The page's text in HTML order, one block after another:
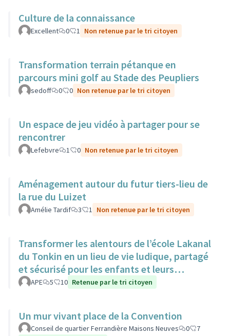
Culture de la connaissance
Excellent 0 1 Non retenue par le tri citoyen
Transformation terrain pétanque en
parcours mini golf au Stade des Peupliers
sedoff 0 0 Non retenue par le tri citoyen
Un espace de jeu vidéo à partager pour se
rencontrer
Lefebvre 1 0 Non retenue par le tri citoyen
Aménagement autour du futur tiers-lieu de
la rue du Luizet
Amélie Tardif 3 1 Non retenue par le tri citoyen
Transformer les alentours de l’école Lakanal
du Tonkin en un lieu de vie ludique, partagé
et sécurisé pour les enfants et leurs
familles.
APE 5 10 Retenue par le tri citoyen
Un mur vivant place de la Convention
Conseil de quartier Ferrandière Maisons Neuves 0
7